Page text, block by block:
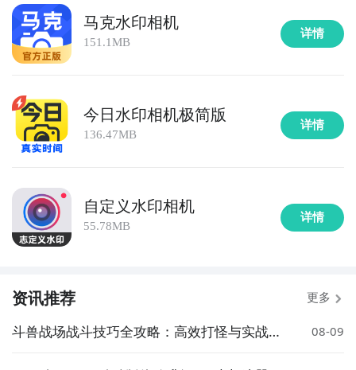
马克水印相机
151.1MB
详情
今日水印相机极简版
136.47MB
详情
自定义水印相机
55.78MB
详情
资讯推荐 更多
斗兽战场战斗技巧全攻略：高效打怪与实战策
08-09